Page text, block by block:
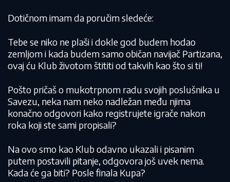
Dotičnom imam da poručim sledeće:
Tebe se niko ne plaši i dokle god budem hodao
zemljom i kada budem samo običan navijač Partizana,
ovaj ću Klub životom štititi od takvih kao što si ti!
Pošto pričaš o mukotrpnom radu svojih poslušnika u
Savezu, neka nam neko nadležan među njima
konačno odgovori kako registrujete igrače nakon
roka koji ste sami propisali?
Na ovo smo kao Klub odavno ukazali i pisanim
putem postavili pitanje, odgovora još uvek nema.
Kada će ga biti? Posle finala Kupa?